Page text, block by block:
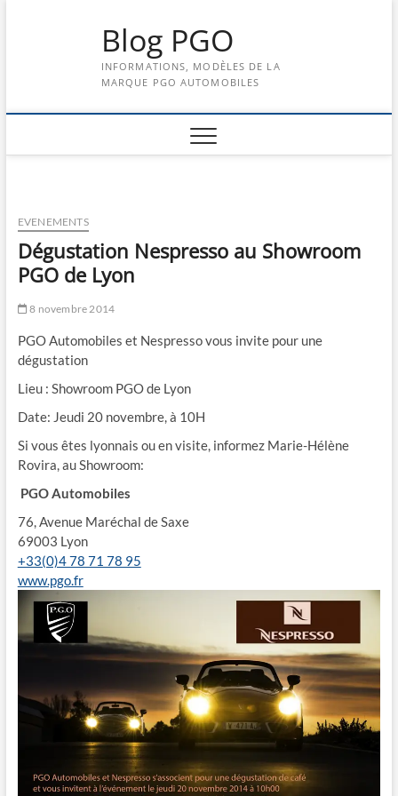
Blog PGO
INFORMATIONS, MODÈLES DE LA
MARQUE PGO AUTOMOBILES
EVENEMENTS
Dégustation Nespresso au Showroom
PGO de Lyon
8 novembre 2014
PGO Automobiles et Nespresso vous invite pour une
dégustation
Lieu : Showroom PGO de Lyon
Date: Jeudi 20 novembre, à 10H
Si vous êtes lyonnais ou en visite, informez Marie-Hélène
Rovira, au Showroom:
PGO Automobiles
76, Avenue Maréchal de Saxe
69003 Lyon
+33(0)4 78 71 78 95
www.pgo.fr